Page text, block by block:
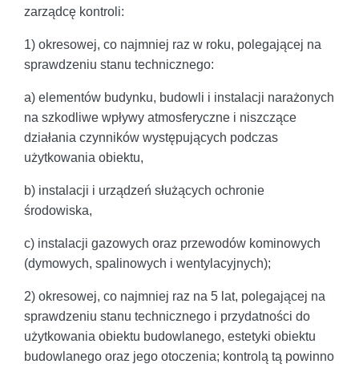
zarządcę kontroli:
1) okresowej, co najmniej raz w roku, polegającej na
sprawdzeniu stanu technicznego:
a) elementów budynku, budowli i instalacji narażonych
na szkodliwe wpływy atmosferyczne i niszczące
działania czynników występujących podczas
użytkowania obiektu,
b) instalacji i urządzeń służących ochronie
środowiska,
c) instalacji gazowych oraz przewodów kominowych
(dymowych, spalinowych i wentylacyjnych);
2) okresowej, co najmniej raz na 5 lat, polegającej na
sprawdzeniu stanu technicznego i przydatności do
użytkowania obiektu budowlanego, estetyki obiektu
budowlanego oraz jego otoczenia; kontrolą tą powinno